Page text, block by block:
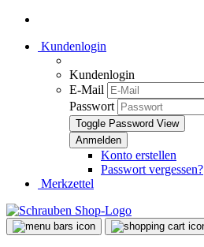
Kundenlogin
Kundenlogin
E-Mail
Passwort
Toggle Password View
Konto erstellen
Passwort vergessen?
Merkzettel